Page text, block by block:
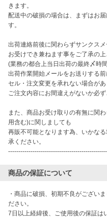
きます。
配送中の破損の場合は、まずはお
す。
出荷連絡前後に関わらずサンクス
お受けでき兼ねます事をご了承の上
(業務の都合上当日出荷の最終〆時
出荷作業開始メールをお送りする
セル・注文変更を承れない場合があ
ご注文内容にお間違えがないか必
また、商品お受け取りの有無に関
用含む)に関しましても
再販不可能となります為、いかな
承ください。
商品の保証について
・商品に破損、初期不良がござい
ださい。
7日以上経緯後、ご使用後の保証は